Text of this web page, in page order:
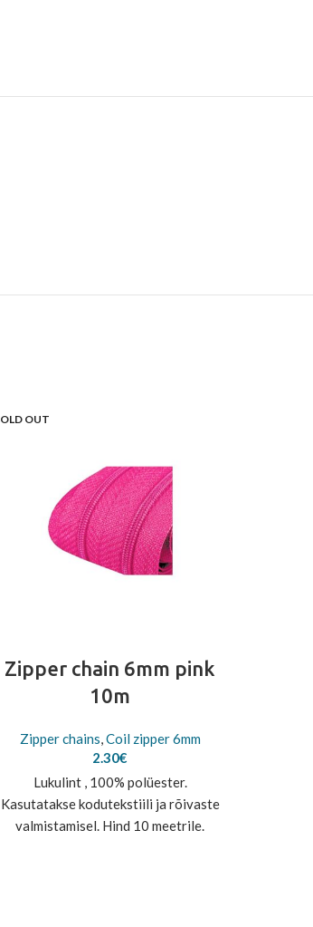
OUT
Zipper chain 6mm pink
10m
Zipper chains,Coil zipper 6mm
2.30€
Lukulint , 100% polüester.
Kasutatakse kodutekstiili ja rõivaste
valmistamisel. Hind 10 meetrile.